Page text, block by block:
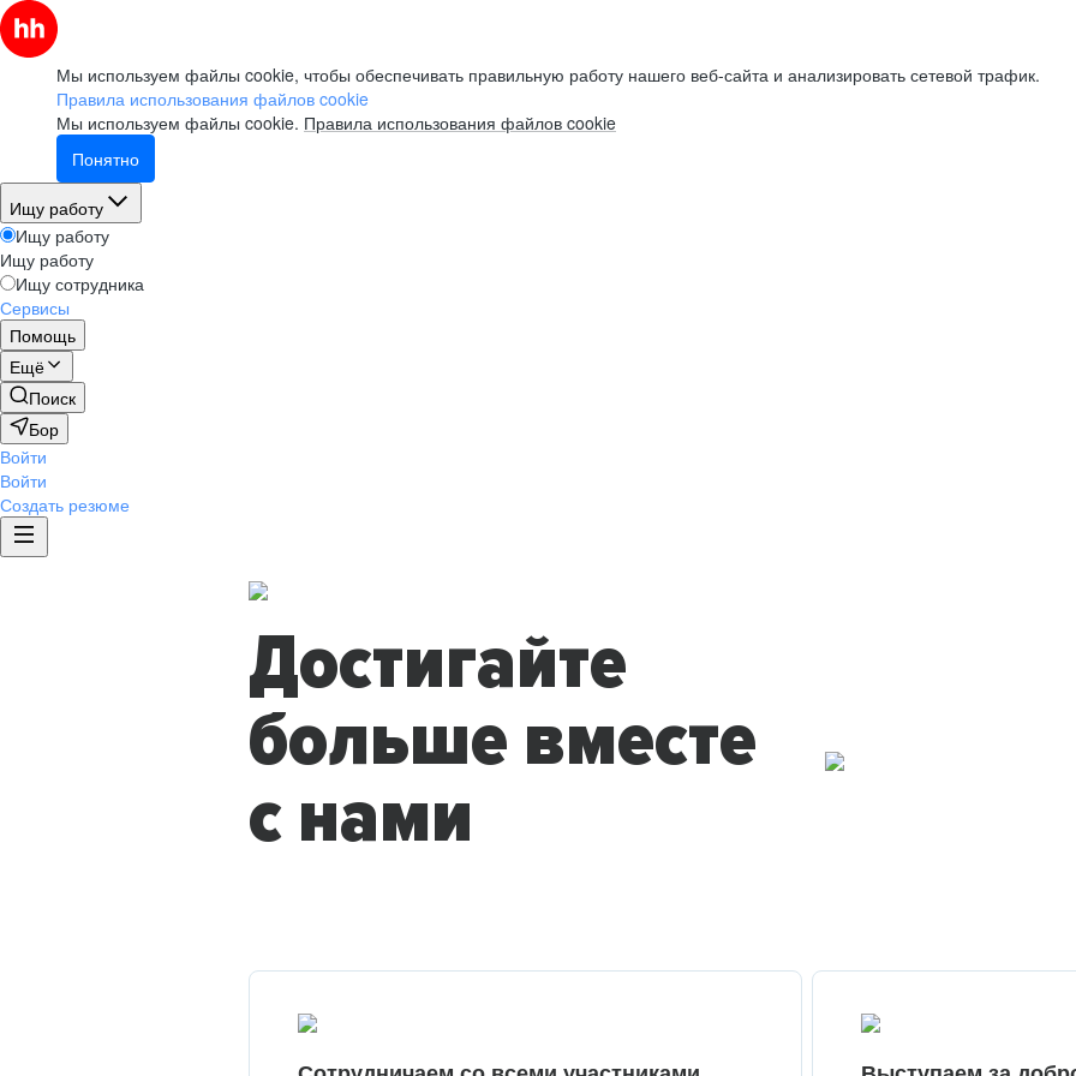
Мы используем файлы cookie, чтобы обеспечивать правильную работу нашего веб-сайта и анализировать сетевой трафик.
Правила использования файлов cookie
Мы используем файлы cookie. Правила использования файлов cookie
Понятно
Ищу работу
Ищу работу
Ищу работу
Ищу сотрудника
Сервисы
Помощь
Ещё
Поиск
Бор
Войти
Войти
Создать резюме
Достигайте
больше вместе
с нами